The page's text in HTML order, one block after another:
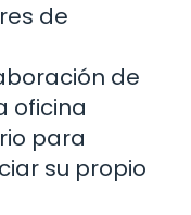
de
de
oficina
para
su propio